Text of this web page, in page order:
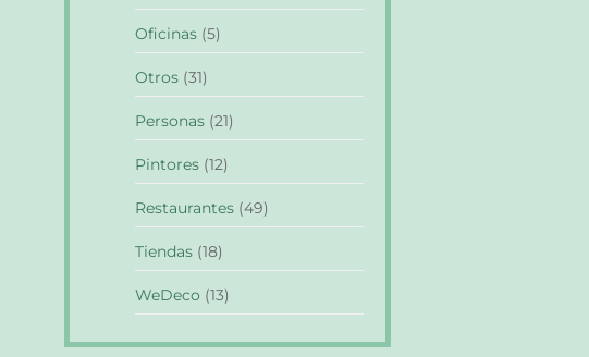
Oficinas (5)
Otros (31)
Personas (21)
Pintores (12)
Restaurantes (49)
Tiendas (18)
WeDeco (13)